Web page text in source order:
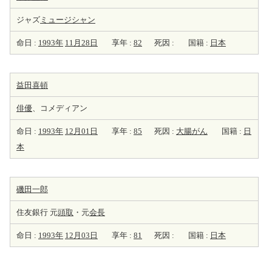
ジャズ ミュージシャン
命日 : 1993年 11月28日 享年 : 82 死因 : 国籍 : 日本
益田喜頓
俳優、コメディアン
命日 : 1993年 12月01日 享年 : 85 死因 : 大腸がん 国籍 : 日
本
磯田一郎
住友銀行 元頭取 ・元会長
命日 : 1993年 12月03日 享年 : 81 死因 : 国籍 : 日本